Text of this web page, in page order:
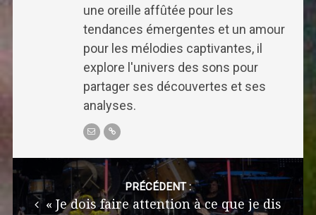
une oreille affûtée pour les
tendances émergentes et un amour
pour les mélodies captivantes, il
explore l'univers des sons pour
partager ses découvertes et ses
analyses.
Post
navigation
PRÉCÉDENT :
« Je dois faire attention à ce que je dis